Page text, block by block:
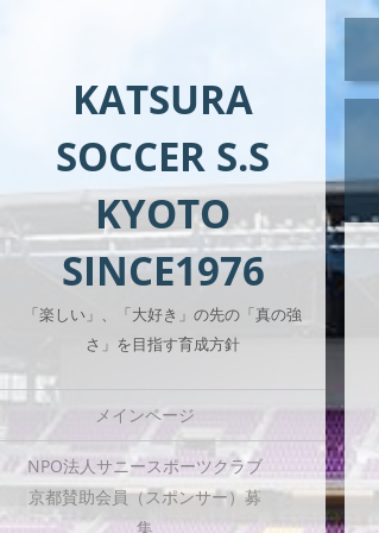
KATSURA
SOCCER S.S
KYOTO
SINCE1976
「楽しい」、「大好き」の先の「真の強
さ」を目指す育成方針
メインページ
NPO法人サニースポーツクラブ
京都賛助会員（スポンサー）募
集